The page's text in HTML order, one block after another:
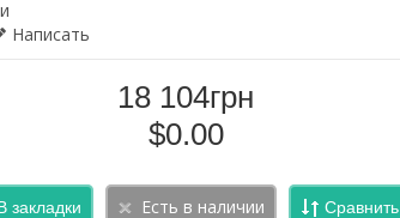
Написать
18 104грн
$0.00
закладки Сравнить